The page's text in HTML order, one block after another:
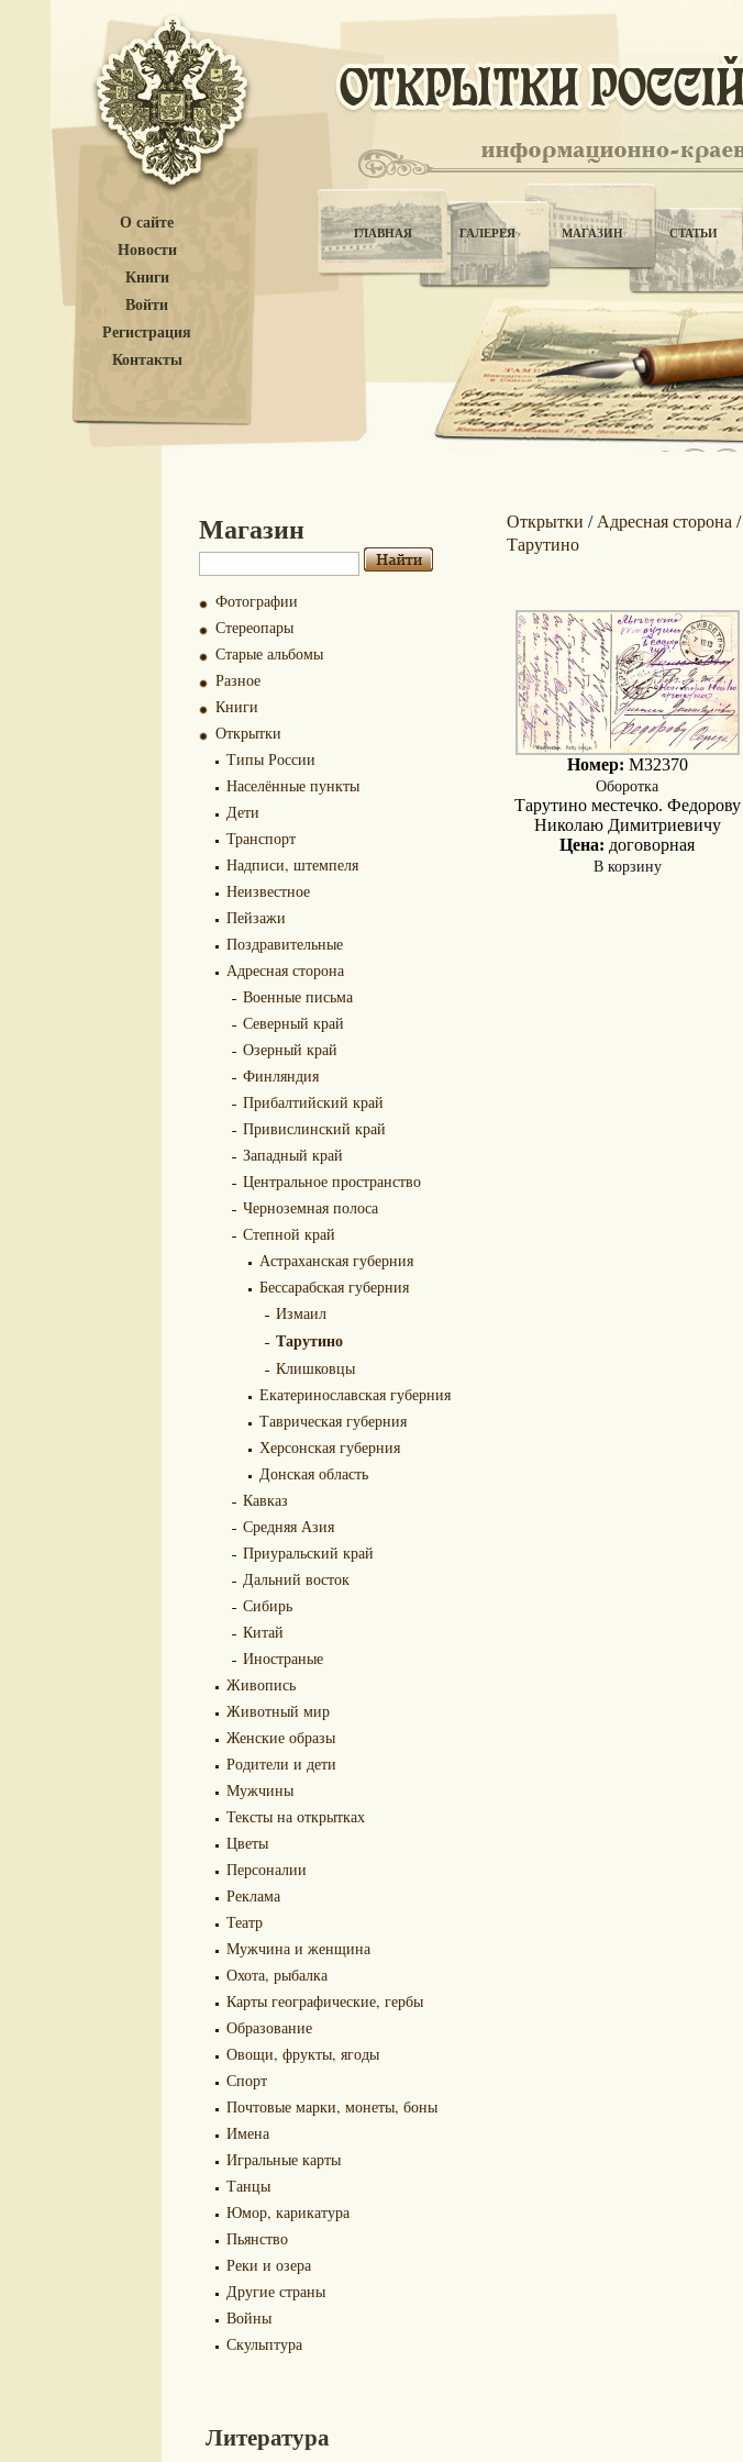
О сайте
Новости
Книги
Войти
Регистрация
Контакты
ГЛАВНАЯ ГАЛЕРЕЯ МАГАЗИН СТАТЬИ
Магазин
Фотографии
Стереопары
Старые альбомы
Разное
Книги
Открытки
Типы России
Населённые пункты
Дети
Транспорт
Надписи, штемпеля
Неизвестное
Пейзажи
Поздравительные
Адресная сторона
Военные письма
Северный край
Озерный край
Финляндия
Прибалтийский край
Привислинский край
Западный край
Центральное пространство
Черноземная полоса
Степной край
Астраханская губерния
Бессарабская губерния
Измаил
Тарутино
Клишковцы
Екатеринославская губерния
Таврическая губерния
Херсонская губерния
Донская область
Кавказ
Средняя Азия
Приуральский край
Дальний восток
Сибирь
Китай
Иностраные
Живопись
Животный мир
Женские образы
Родители и дети
Мужчины
Тексты на открытках
Цветы
Персоналии
Реклама
Театр
Мужчина и женщина
Охота, рыбалка
Карты географические, гербы
Образование
Овощи, фрукты, ягоды
Спорт
Почтовые марки, монеты, боны
Имена
Игральные карты
Танцы
Юмор, карикатура
Пьянство
Реки и озера
Другие страны
Войны
Скульптура
Открытки / Адресная сторона /
Тарутино
Номер: M32370
Оборотка
Тарутино местечко. Федорову
Николаю Димитриевичу
Цена: договорная
В корзину
Литература